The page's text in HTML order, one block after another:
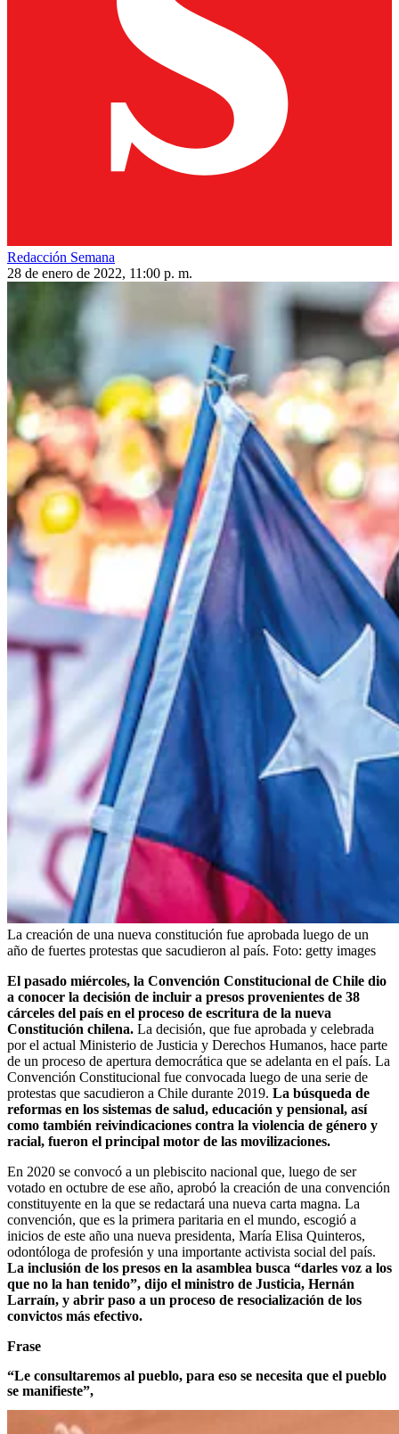
Redacción Semana
28 de enero de 2022, 11:00 p. m.
La creación de una nueva constitución fue aprobada luego de un
año de fuertes protestas que sacudieron al país. Foto: getty images
El pasado miércoles, la Convención Constitucional de Chile dio
a conocer la decisión de incluir a presos provenientes de 38
cárceles del país en el proceso de escritura de la nueva
Constitución chilena. La decisión, que fue aprobada y celebrada
por el actual Ministerio de Justicia y Derechos Humanos, hace parte
de un proceso de apertura democrática que se adelanta en el país. La
Convención Constitucional fue convocada luego de una serie de
protestas que sacudieron a Chile durante 2019. La búsqueda de
reformas en los sistemas de salud, educación y pensional, así
como también reivindicaciones contra la violencia de género y
racial, fueron el principal motor de las movilizaciones.
En 2020 se convocó a un plebiscito nacional que, luego de ser
votado en octubre de ese año, aprobó la creación de una convención
constituyente en la que se redactará una nueva carta magna. La
convención, que es la primera paritaria en el mundo, escogió a
inicios de este año una nueva presidenta, María Elisa Quinteros,
odontóloga de profesión y una importante activista social del país.
La inclusión de los presos en la asamblea busca “darles voz a los
que no la han tenido”, dijo el ministro de Justicia, Hernán
Larraín, y abrir paso a un proceso de resocialización de los
convictos más efectivo.
Frase
“Le consultaremos al pueblo, para eso se necesita que el pueblo
se manifieste”,